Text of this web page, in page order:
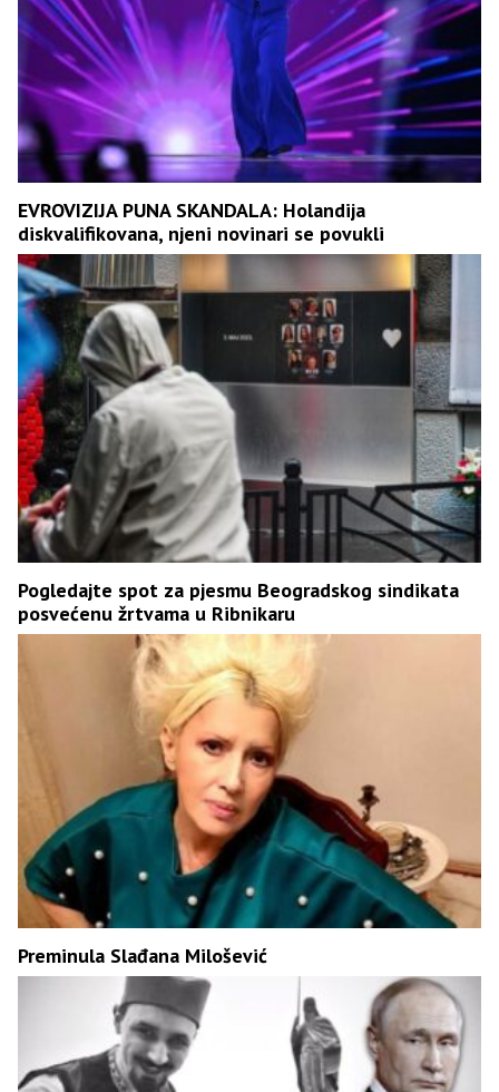
EVROVIZIJA PUNA SKANDALA: Holandija
diskvalifikovana, njeni novinari se povukli
Pogledajte spot za pjesmu Beogradskog sindikata
posvećenu žrtvama u Ribnikaru
Preminula Slađana Milošević